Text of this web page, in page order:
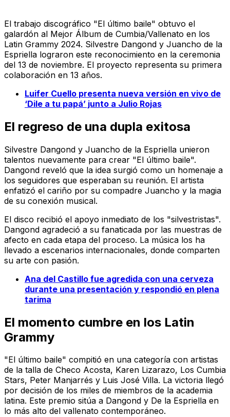
El trabajo discográfico "El último baile" obtuvo el
galardón al Mejor Álbum de Cumbia/Vallenato en los
Latin Grammy 2024. Silvestre Dangond y Juancho de la
Espriella lograron este reconocimiento en la ceremonia
del 13 de noviembre. El proyecto representa su primera
colaboración en 13 años.
Luifer Cuello presenta nueva versión en vivo de
‘Dile a tu papá’ junto a Julio Rojas
El regreso de una dupla exitosa
Silvestre Dangond y Juancho de la Espriella unieron
talentos nuevamente para crear "El último baile".
Dangond reveló que la idea surgió como un homenaje a
los seguidores que esperaban su reunión. El artista
enfatizó el cariño por su compadre Juancho y la magia
de su conexión musical.
El disco recibió el apoyo inmediato de los "silvestristas".
Dangond agradeció a su fanaticada por las muestras de
afecto en cada etapa del proceso. La música los ha
llevado a escenarios internacionales, donde comparten
su arte con pasión.
Ana del Castillo fue agredida con una cerveza
durante una presentación y respondió en plena
tarima
El momento cumbre en los Latin
Grammy
"El último baile" compitió en una categoría con artistas
de la talla de Checo Acosta, Karen Lizarazo, Los Cumbia
Stars, Peter Manjarrés y Luis José Villa. La victoria llegó
por decisión de los miles de miembros de la academia
latina. Este premio sitúa a Dangond y De la Espriella en
lo más alto del vallenato contemporáneo.